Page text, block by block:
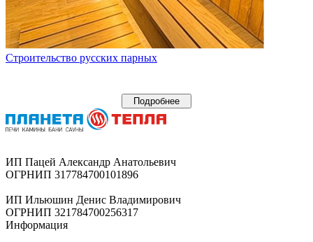
Строительство русских парных
Подробнее
ИП Пацей Александр Анатольевич
ОГРНИП 317784700101896
ИП Ильюшин Денис Владимирович
ОГРНИП 321784700256317
Информация